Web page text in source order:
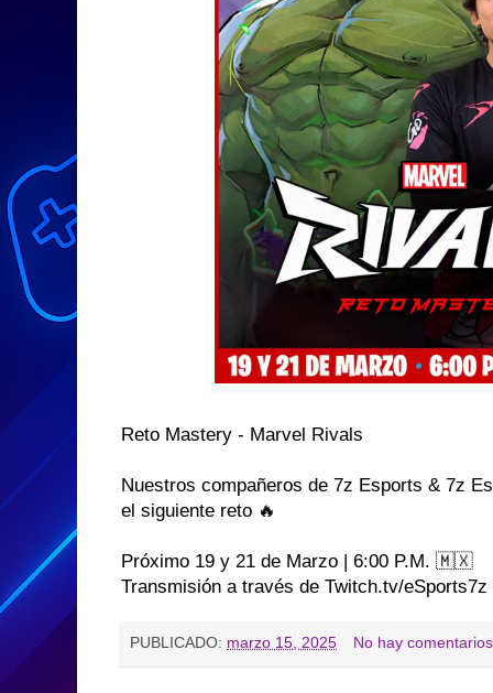
Reto Mastery - Marvel Rivals
Nuestros compañeros de 7z Esports & 7z
el siguiente reto 🔥
Próximo 19 y 21 de Marzo | 6:00 P.M. 🇲🇽
Transmisión a través de Twitch.tv/eSports7z
PUBLICADO: marzo 15, 2025 No hay